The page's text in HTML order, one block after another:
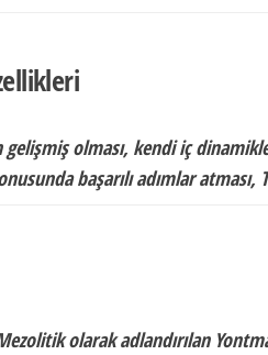
olması, kendi iç
başarılı adımlar
olarak adlandırılan